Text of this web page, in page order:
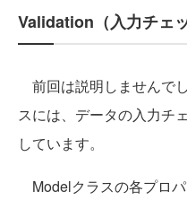
Validation（入力チェ
前回は説明しませんで
スには、データの入力チ
しています。
Modelクラスの各プロ